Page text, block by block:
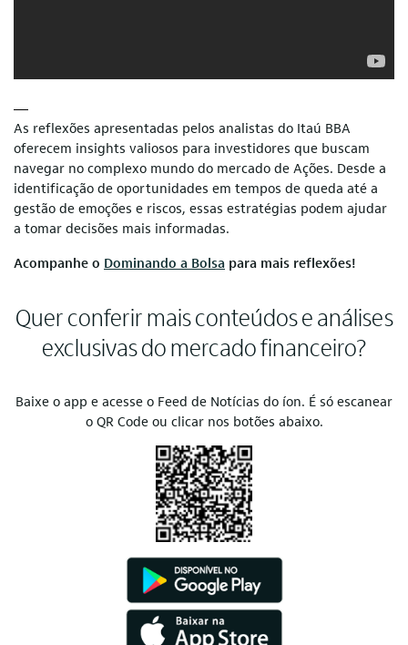
—
As reflexões apresentadas pelos analistas do Itaú BBA
oferecem insights valiosos para investidores que buscam
navegar no complexo mundo do mercado de Ações. Desde a
identificação de oportunidades em tempos de queda até a
gestão de emoções e riscos, essas estratégias podem ajudar
a tomar decisões mais informadas.
Acompanhe o Dominando a Bolsa para mais reflexões!
Quer conferir mais conteúdos e análises
exclusivas do mercado financeiro?
Baixe o app e acesse o Feed de Notícias do íon. É só escanear
o QR Code ou clicar nos botões abaixo.